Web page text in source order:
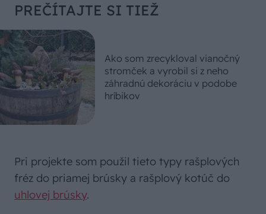
PREČÍTAJTE SI TIEŽ
Ako som zrecykloval vianočný
stromček a vyrobil si z neho
záhradnú dekoráciu v podobe
hríbikov
Pri projekte som použil tieto typy rašplových
fréz do priamej brúsky a rašplový kotúč do
uhlovej brúsky.